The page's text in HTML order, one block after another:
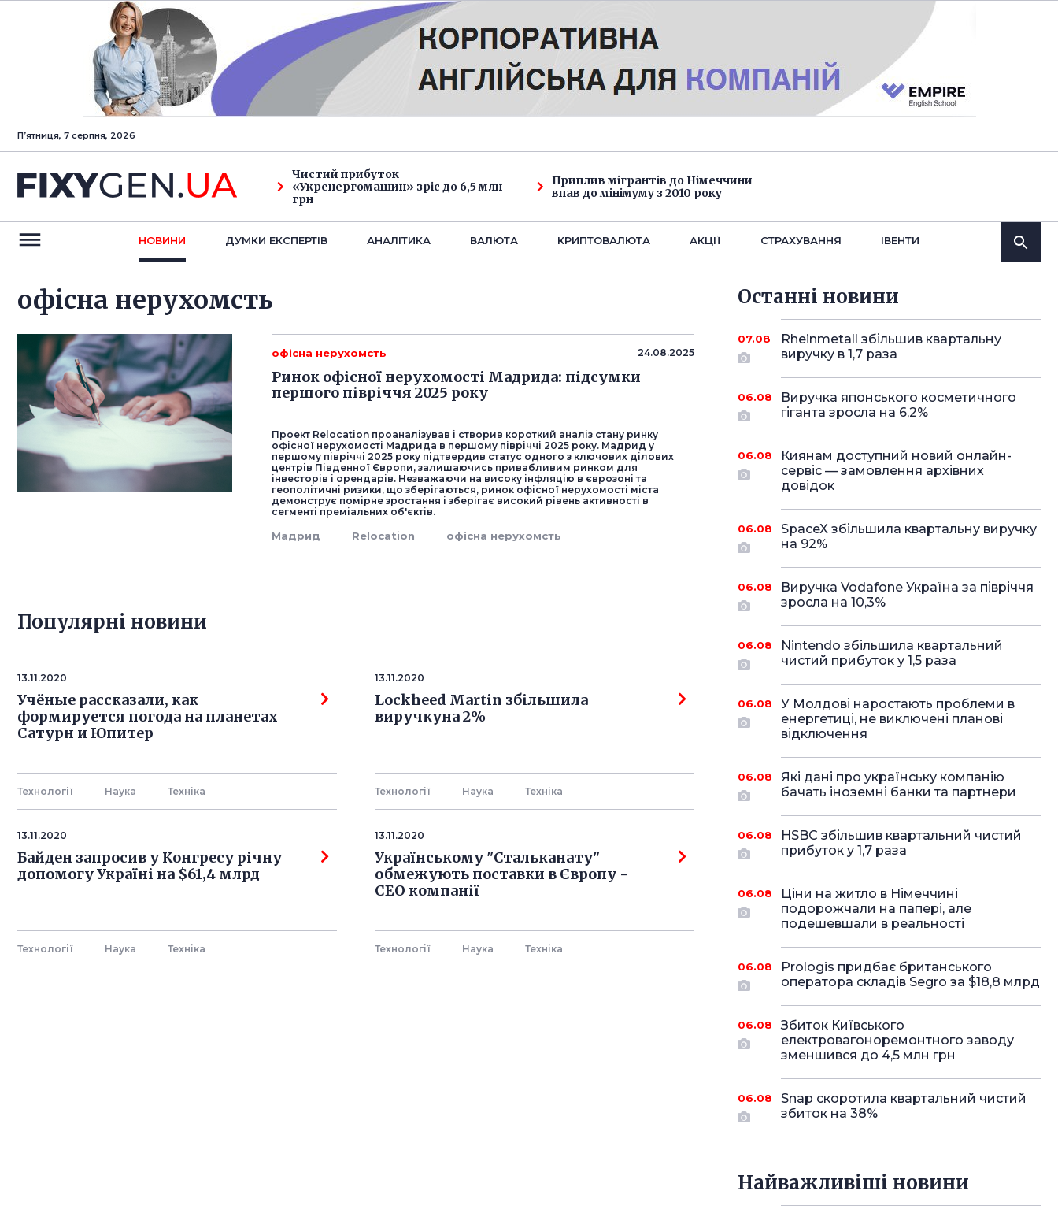
Пʼятниця, 7 серпня, 2026
Чистий прибуток
«Укренергомашин» зріс до 6,5 млн
грн
Приплив мігрантів до Німеччини
впав до мінімуму з 2010 року
НОВИНИ ДУМКИ ЕКСПЕРТIВ АНАЛIТИКА ВАЛЮТА КРИПТОВАЛЮТА АКЦІЇ СТРАХУВАННЯ IВЕНТИ
офісна нерухомсть
офісна нерухомсть 24.08.2025
Ринок офісної нерухомості Мадрида: підсумки
першого півріччя 2025 року
Проект Relocation проаналізував і створив короткий аналіз стану ринку
офісної нерухомості Мадрида в першому півріччі 2025 року. Мадрид у
першому півріччі 2025 року підтвердив статус одного з ключових ділових
центрів Південної Європи, залишаючись привабливим ринком для
інвесторів і орендарів. Незважаючи на високу інфляцію в єврозоні та
геополітичні ризики, що зберігаються, ринок офісної нерухомості міста
демонструє помірне зростання і зберігає високий рівень активності в
сегменті преміальних об'єктів.
Мадрид Relocation офісна нерухомсть
Популярнi новини
13.11.2020
Учёные рассказали, как
формируется погода на планетах
Сатурн и Юпитер
Технології Наука Технiка
13.11.2020
Lockheed Martin збільшила
виручкуна 2%
Технології Наука Технiка
13.11.2020
Байден запросив у Конгресу річну
допомогу Україні на $61,4 млрд
Технології Наука Технiка
13.11.2020
Українському "Стальканату"
обмежують поставки в Європу -
СЕО компанії
Технології Наука Технiка
Останнi новини
07.08
Rheinmetall збільшив квартальну
виручку в 1,7 раза
06.08
Виручка японського косметичного
гіганта зросла на 6,2%
06.08
Киянам доступний новий онлайн-
сервіс — замовлення архівних
довідок
06.08
SpaceX збільшила квартальну виручку
на 92%
06.08
Виручка Vodafone Україна за півріччя
зросла на 10,3%
06.08
Nintendo збільшила квартальний
чистий прибуток у 1,5 раза
06.08
У Молдові наростають проблеми в
енергетиці, не виключені планові
відключення
06.08
Які дані про українську компанію
бачать іноземні банки та партнери
06.08
HSBC збільшив квартальний чистий
прибуток у 1,7 раза
06.08
Ціни на житло в Німеччині
подорожчали на папері, але
подешевшали в реальності
06.08
Prologis придбає британського
оператора складів Segro за $18,8 млрд
06.08
Збиток Київського
електровагоноремонтного заводу
зменшився до 4,5 млн грн
06.08
Snap скоротила квартальний чистий
збиток на 38%
Найважливіші новини